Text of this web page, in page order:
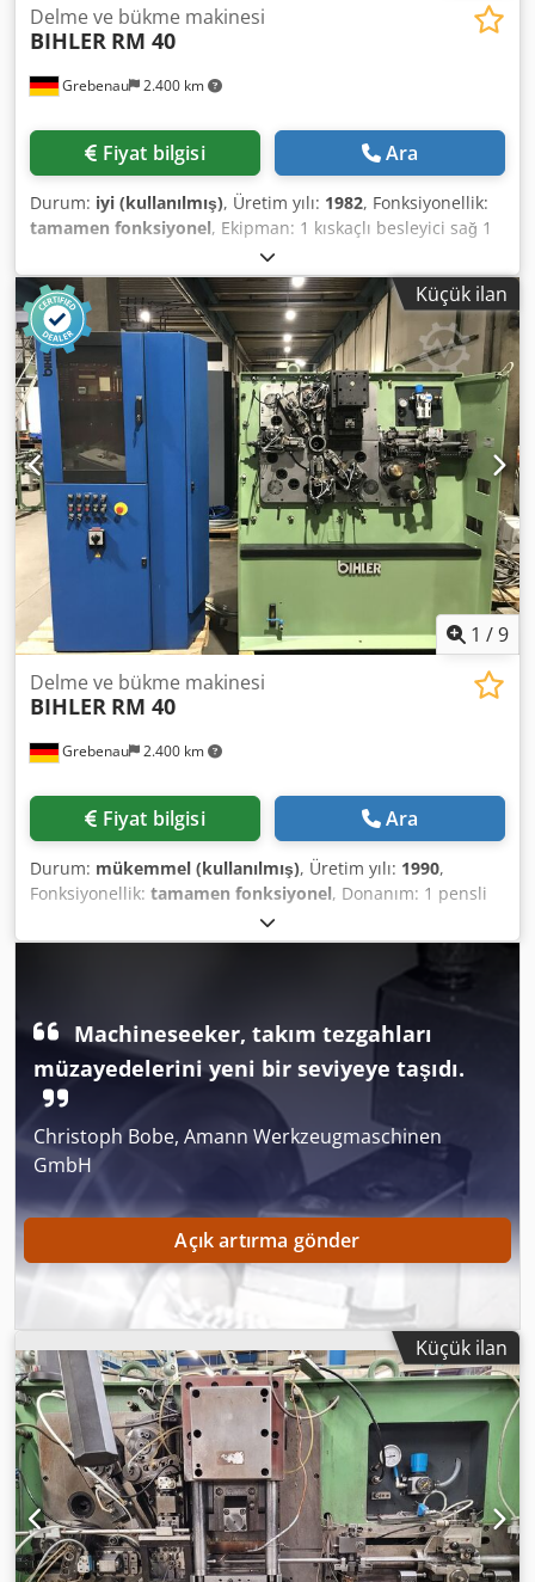
Grebenau 2.400 km
Delme ve bükme makinesi
BIHLER RM 40
Fiyat bilgisi Ara
Durum: iyi (kullanılmış), Üretim yılı: 1982, Fonksiyonellik:
tamamen fonksiyonel, Ekipman: 1 kıskaçlı besleyici sağ 1
iki noktalı eksantrik pres 90 kN 3 normal slayt ünitesi 1 dar
sürgü ünitesi 1 kontrol mili Çalışma aralığı: Tel kalınlığı
aralığı: 0,5 - 4,0 mm Şerit genişliği: 60 mm'ye kadar
Besleme uzunluğu: 270 mm'ye kadar Çıkış: 350/dk'ya kadar
Dodetqf Iqopfx Agnjck
Küçük ilan
1 /9
Grebenau 2.400 km
Delme ve bükme makinesi
BIHLER RM 40
Fiyat bilgisi Ara
Durum: mükemmel (kullanılmış), Üretim yılı: 1990,
Fonksiyonellik: tamamen fonksiyonel, Donanım: 1 pensli
besleme sağda 1 çift noktalı eksantrik pres 90 kN 4
standart kızaklı ünite 1 dar kızaklı ünite 1 kumanda mili
Çalışma alanı: Tel çapı: 0,5 - 4,0 mm Dsdpfex Tuzcox
Agneck Bant genişliği: 60 mm'ye kadar Besleme uzunluğu:
270 mm'ye kadar Kapasite: dakikada 350 döngüye kadar
Machineseeker, takım tezgahları
müzayedelerini yeni bir seviyeye taşıdı.
Christoph Bobe, Amann Werkzeugmaschinen
GmbH
Açık artırma gönder
Küçük ilan